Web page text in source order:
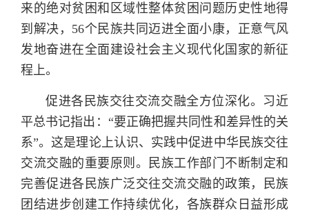
来的绝对贫困和区域性整体贫困问题历史性地得
到解决，56个民族共同迈进全面小康，正意气风
发地奋进在全面建设社会主义现代化国家的新征
程上。
促进各民族交往交流交融全方位深化。习近
平总书记指出：“要正确把握共同性和差异性的关
系”。这是理论上认识、实践中促进中华民族交往
交流交融的重要原则。民族工作部门不断制定和
完善促进各民族广泛交往交流交融的政策，民族
团结进步创建工作持续优化，各族群众日益形成